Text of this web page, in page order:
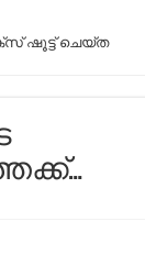
ഷൂട്ട് ചെയ്ത